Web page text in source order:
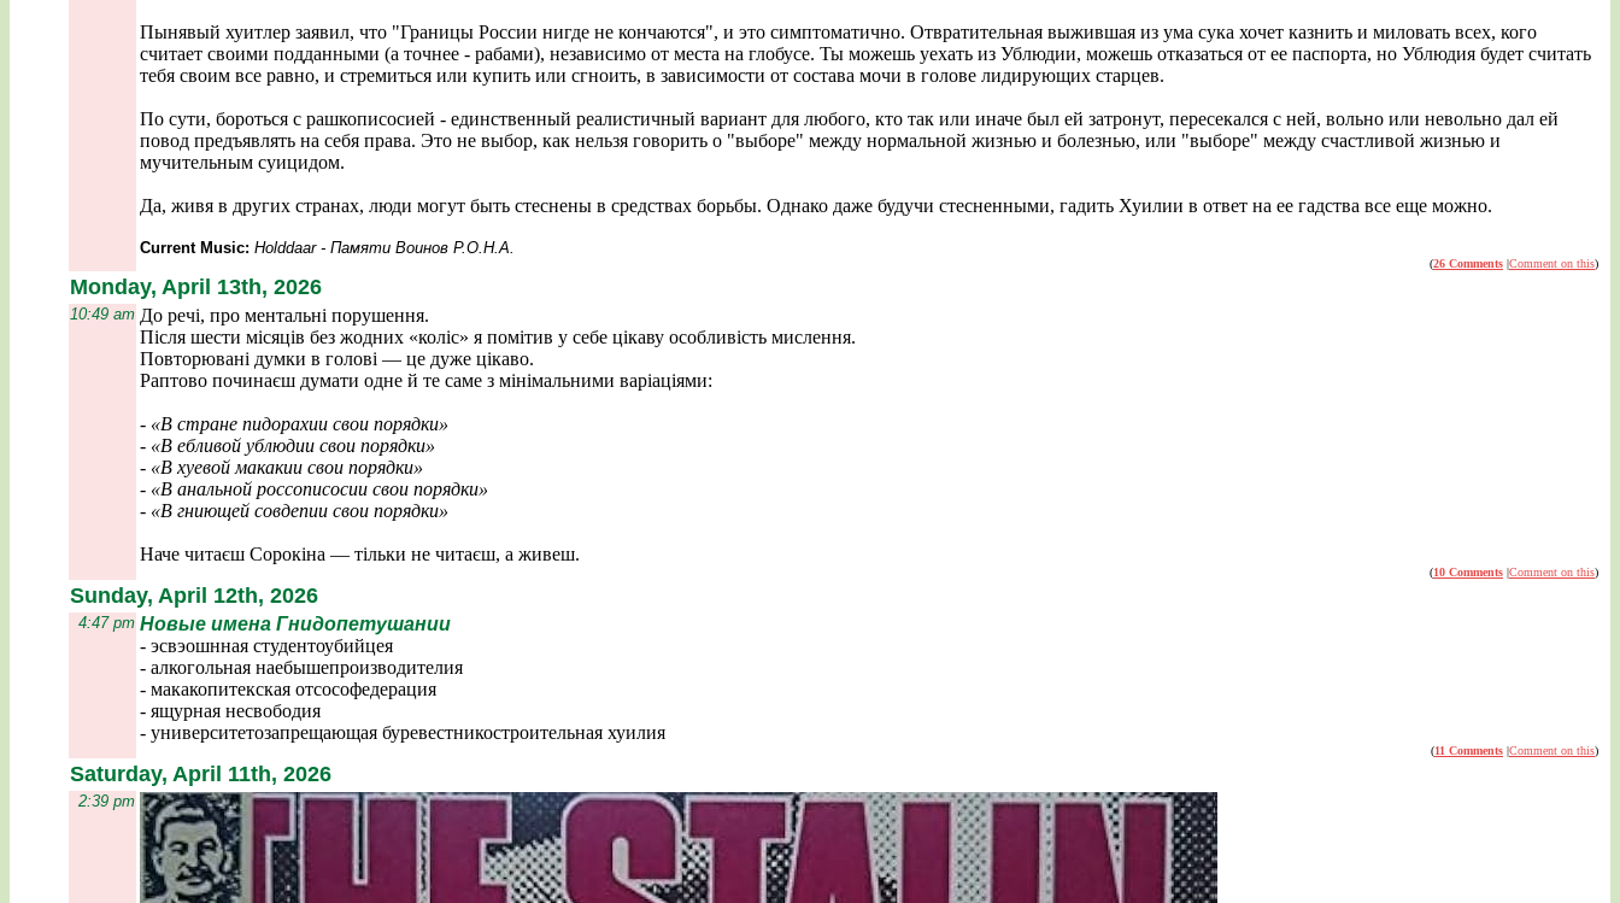
Пынявый хуитлер заявил, что "Границы России нигде не кончаются", и это симптоматично. Отвратительная выжившая из ума сука хочет казнить и миловать всех, кого
считает своими подданными (а точнее - рабами), независимо от места на глобусе. Ты можешь уехать из Ублюдии, можешь отказаться от ее паспорта, но Ублюдия будет считать
тебя своим все равно, и стремиться или купить или сгноить, в зависимости от состава мочи в голове лидирующих старцев.
По сути, бороться с рашкописосией - единственный реалистичный вариант для любого, кто так или иначе был ей затронут, пересекался с ней, вольно или невольно дал ей
повод предъявлять на себя права. Это не выбор, как нельзя говорить о "выборе" между нормальной жизнью и болезнью, или "выборе" между счастливой жизнью и
мучительным суицидом.
Да, живя в других странах, люди могут быть стеснены в средствах борьбы. Однако даже будучи стесненными, гадить Хуилии в ответ на ее гадства все еще можно.
Current Music: Holddaar - Памяти Воинов Р.О.Н.А.
(26 Comments |Comment on this)
Monday, April 13th, 2026
10:49 am До речі, про ментальні порушення.
Після шести місяців без жодних «коліс» я помітив у себе цікаву особливість мислення.
Повторювані думки в голові — це дуже цікаво.
Раптово починаєш думати одне й те саме з мінімальними варіаціями:
- «В стране пидорахии свои порядки»
- «В ебливой ублюдии свои порядки»
- «В хуевой макакии свои порядки»
- «В анальной россописосии свои порядки»
- «В гниющей совдепии свои порядки»
Наче читаєш Сорокіна — тільки не читаєш, а живеш.
(10 Comments |Comment on this)
Sunday, April 12th, 2026
4:47 pm Новые имена Гнидопетушании
- эсвэошнная студентоубийцея
- алкогольная наебышепроизводителия
- макакопитекская отсософедерация
- ящурная несвободия
- университетозапрещающая буревестникостроительная хуилия
(11 Comments |Comment on this)
Saturday, April 11th, 2026
2:39 pm